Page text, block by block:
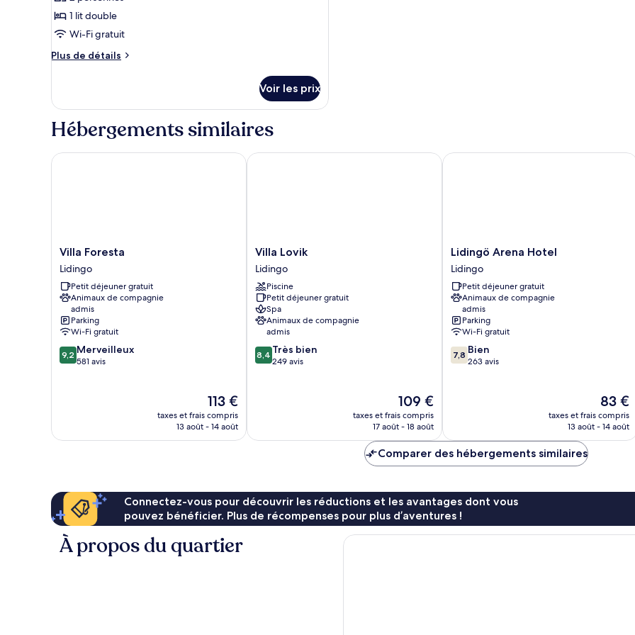
photos
pour
ce
chambre :
Double
Room,
Kitchen
1 lit double
Wi-Fi gratuit
Plus de détails
Plus
le
type
de
Double
Voir les prix
Hébergements similaires
Villa
Foresta
Lidingo
Villa Foresta
Lidingo
Petit déjeuner gratuit
Animaux de compagnie
admis
Parking
Wi-Fi gratuit
9.2
sur
9,2 Merveilleux
581 avis
Le
nouveau
prix
113 €
taxes et frais compris
13 août - 14 août
Villa Foresta
Villa
Lovik
Lidingo
Villa Lovik
Lidingo
Piscine
Petit déjeuner gratuit
Spa
Animaux de compagnie
admis
8.4
sur
8,4 Très bien
249 avis
Le
nouveau
prix
de
109 €
109 €
taxes et frais compris
17 août - 18 août
Villa Lovik
Lidingö
Arena
Hotel
Lidingo
Lidingö Arena Hotel
Lidingo
Petit déjeuner gratuit
Animaux de compagnie
admis
Parking
Wi-Fi gratuit
7.8
sur
7,8 Bien
263 avis
Le
nouveau
prix
83 €
taxes et frais compris
13 août - 14 août
Lidingö Arena Hotel
Comparer des hébergements similaires
Connectez-vous pour découvrir les réductions et les avantages dont vous
pouvez bénéficier. Plus de récompenses pour plus d’aventures !
À propos du quartier